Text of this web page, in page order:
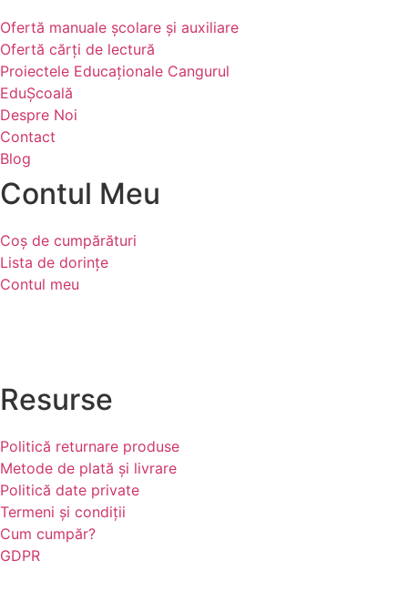
Ofertă manuale şcolare şi auxiliare
Ofertă cărți de lectură
Proiectele Educaţionale Cangurul
EduȘcoală
Despre Noi
Contact
Blog
Contul Meu
Coș de cumpărături
Lista de dorințe
Contul meu
Resurse
Politică returnare produse
Metode de plată și livrare
Politică date private
Termeni și condiții
Cum cumpăr?
GDPR